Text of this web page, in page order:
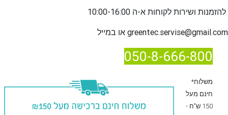
להזמנות ו
greentec.servise@gmail.com
050-8-666-800
*משלוח
חינם מעל
150 ש"ח -